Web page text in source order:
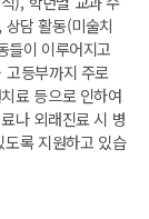
담 활동(미술치
들이 이루어지고
등부까지 주로
료 등으로 인하여
나 외래진료 시 병
록 지원하고 있습